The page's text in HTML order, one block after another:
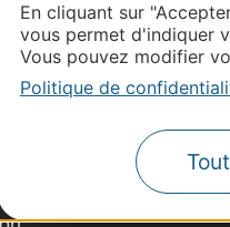
En cliquant sur
vous permet d'indiquer
Vous pouvez modifier
Politique de